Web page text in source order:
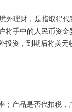
理财，是指取得代
将手中的人民币资金
投资，到期后将美元
产品是否代扣税，